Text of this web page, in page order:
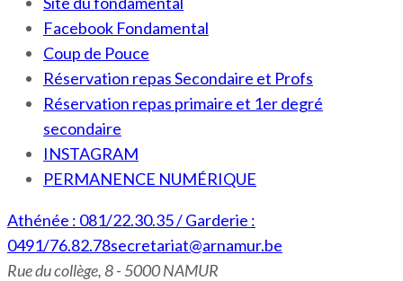
Facebook Fondamental
Coup de Pouce
Réservation repas Secondaire et Profs
Réservation repas primaire et 1er degré
secondaire
INSTAGRAM
PERMANENCE NUMÉRIQUE
Athénée : 081/22.30.35 / Garderie :
0491/76.82.78secretariat@arnamur.be
Rue du collège, 8 - 5000 NAMUR